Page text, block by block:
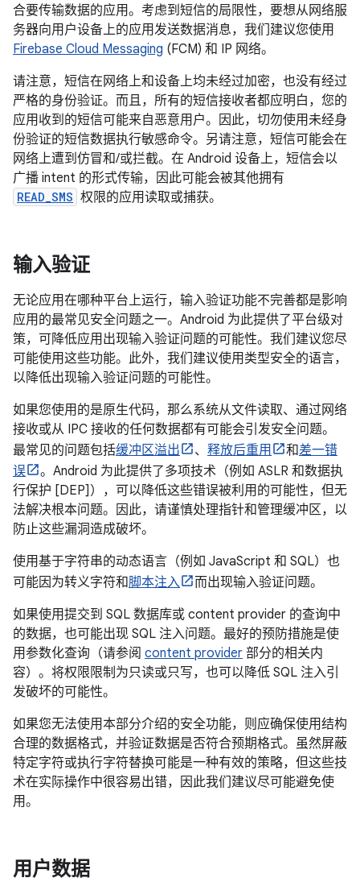
合要传输数据的应用。考虑到短信的局限性，要想从网络服
务器向用户设备上的应用发送数据消息，我们建议您使用
Firebase Cloud Messaging (FCM) 和 IP 网络。
请注意，短信在网络上和设备上均未经过加密，也没有经过
严格的身份验证。而且，所有的短信接收者都应明白，您的
应用收到的短信可能来自恶意用户。因此，切勿使用未经身
份验证的短信数据执行敏感命令。另请注意，短信可能会在
网络上遭到仿冒和/或拦截。在 Android 设备上，短信会以
广播 intent 的形式传输，因此可能会被其他拥有
READ_SMS 权限的应用读取或捕获。
输入验证
无论应用在哪种平台上运行，输入验证功能不完善都是影响
应用的最常见安全问题之一。Android 为此提供了平台级对
策，可降低应用出现输入验证问题的可能性。我们建议您尽
可能使用这些功能。此外，我们建议使用类型安全的语言，
以降低出现输入验证问题的可能性。
如果您使用的是原生代码，那么系统从文件读取、通过网络
接收或从 IPC 接收的任何数据都有可能会引发安全问题。
最常见的问题包括缓冲区溢出 、 释放后重用 和差一错
误
。Android 为此提供了多项技术（例如 ASLR 和数据执
行保护 [DEP]），可以降低这些错误被利用的可能性，但无
法解决根本问题。因此，请谨慎处理指针和管理缓冲区，以
防止这些漏洞造成破坏。
使用基于字符串的动态语言（例如 JavaScript 和 SQL）也
可能因为转义字符和脚本注入
而出现输入验证问题。
如果使用提交到 SQL 数据库或 content provider 的查询中
的数据，也可能出现 SQL 注入问题。最好的预防措施是使
用参数化查询（请参阅 content provider 部分的相关内
容）。将权限限制为只读或只写，也可以降低 SQL 注入引
发破坏的可能性。
如果您无法使用本部分介绍的安全功能，则应确保使用结构
合理的数据格式，并验证数据是否符合预期格式。虽然屏蔽
特定字符或执行字符替换可能是一种有效的策略，但这些技
术在实际操作中很容易出错，因此我们建议尽可能避免使
用。
用户数据